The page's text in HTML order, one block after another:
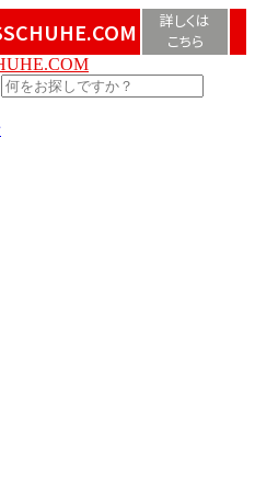
詳しくは
こちら